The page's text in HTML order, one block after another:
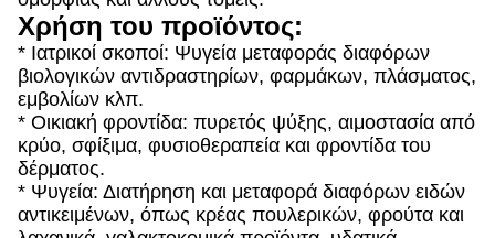
Χρήση του προϊόντος:
* Ιατρικοί σκοποί: Ψυγεία μεταφοράς διαφόρων
βιολογικών αντιδραστηρίων, φαρμάκων, πλάσματος,
εμβολίων κλπ.
* Οικιακή φροντίδα: πυρετός ψύξης, αιμοστασία από
κρύο, σφίξιμα, φυσιοθεραπεία και φροντίδα του
δέρματος.
* Ψυγεία: Διατήρηση και μεταφορά διαφόρων ειδών
αντικειμένων, όπως κρέας πουλερικών, φρούτα και